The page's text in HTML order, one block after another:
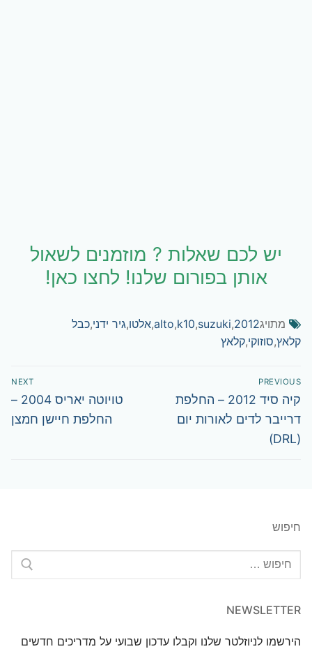
יש לכם שאלות ? מוזמנים לשאול
אותן בפורום שלנו! לחצו כאן!
מתויג2012
,
alto,k10,suzuki
,אלטו,גיר ידני,כבל
קלאץ,סוזוקי,קלאץ
ניווט
PREVIOUS
Previous
post:
קיה סיד 2012 – החלפת
דרייבר לדים לאורות יום
(DRL)
NEXT
Next
post:
טויוטה יאריס 2004 –
החלפת חיישן חמצן
חיפוש
חפש:
NEWSLETTER
הירשמו לניוזלטר שלנו וקבלו עדכון שבועי על מדריכים חדשים